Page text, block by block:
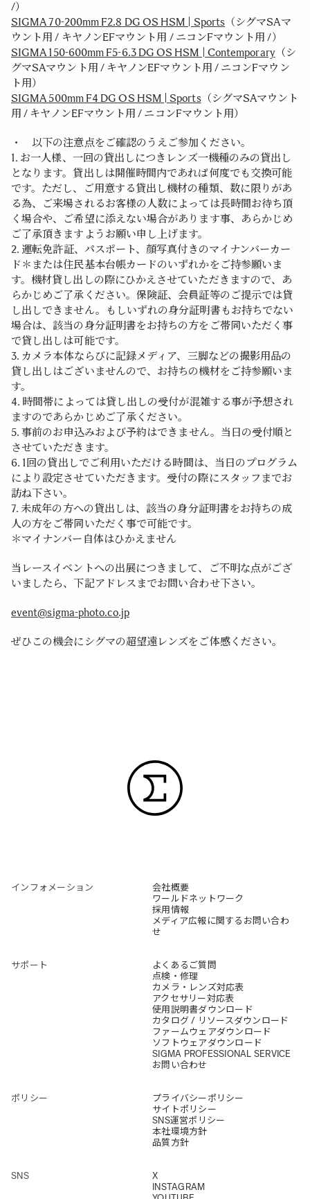
/）
SIGMA 70-200mm F2.8 DG OS HSM | Sports （シグマSAマ
ウント用 / キヤノンEFマウント用 / ニコンFマウント用 /）
SIGMA 150-600mm F5-6.3 DG OS HSM | Contemporary（シ
グマSAマウント用 / キヤノンEFマウント用 / ニコンFマウン
ト用）
SIGMA 500mm F4 DG OS HSM | Sports（シグマSAマウント
用 / キヤノンEFマウント用 / ニコンFマウント用）
・ 以下の注意点をご確認のうえご参加ください。
1. お一人様、一回の貸出しにつきレンズ一機種のみの貸出し
となります。貸出しは開催時間内であれば何度でも交換可能
です。ただし、ご用意する貸出し機材の種類、数に限りがあ
る為、ご来場されるお客様の人数によっては長時間お待ち頂
く場合や、ご希望に添えない場合があります事、あらかじめ
ご了承頂きますようお願い申し上げます。
2. 運転免許証、パスポート、顔写真付きのマイナンバーカー
ド＊または住民基本台帳カードのいずれかをご持参願いま
す。機材貸し出しの際にひかえさせていただきますので、あ
らかじめご了承ください。保険証、会員証等のご提示では貸
し出しできません。もしいずれの身分証明書もお持ちでない
場合は、該当の身分証明書をお持ちの方をご帯同いただく事
で貸し出しは可能です。
3. カメラ本体ならびに記録メディア、三脚などの撮影用品の
貸し出しはございませんので、お持ちの機材をご持参願いま
す。
4. 時間帯によっては貸し出しの受付が混雑する事が予想され
ますのであらかじめご了承ください。
5. 事前のお申込みおよび予約はできません。当日の受付順と
させていただきます。
6. 1回の貸出しでご利用いただける時間は、当日のプログラム
により設定させていただきます。受付の際にスタッフまでお
訪ね下さい。
7. 未成年の方への貸出しは、該当の身分証明書をお持ちの成
人の方をご帯同いただく事で可能です。
＊マイナンバー自体はひかえません
当レースイベントへの出展につきまして、ご不明な点がござ
いましたら、下記アドレスまでお問い合わせ下さい。
event@sigma-photo.co.jp
ぜひこの機会にシグマの超望遠レンズをご体感ください。
インフォメーション
会社概要
ワールドネットワーク
採用情報
メディア広報に関するお問い合わ
せ
サポート
よくあるご質問
点検・修理
カメラ・レンズ対応表
アクセサリー対応表
使用説明書ダウンロード
カタログ / リソースダウンロード
ファームウェアダウンロード
ソフトウェアダウンロード
SIGMA PROFESSIONAL SERVICE
お問い合わせ
ポリシー
プライバシーポリシー
サイトポリシー
SNS運営ポリシー
本社環境方針
品質方針
SNS
X
INSTAGRAM